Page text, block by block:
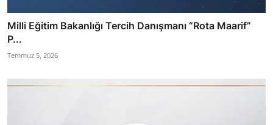
Milli Eğitim Bakanlığı Tercih Danışmanı “Rota Maarif”
P...
Temmuz 5, 2026